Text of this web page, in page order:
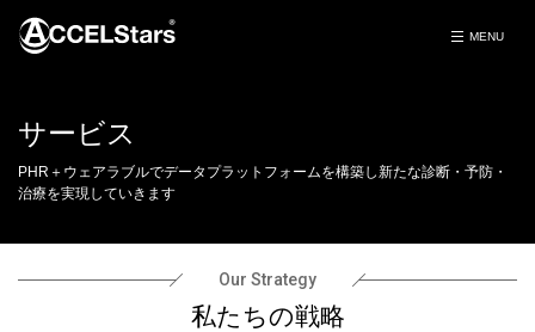
サービス
PHR＋ウェアラブルでデータプラットフォームを構築し新たな診断・予防・
治療を実現していきます
Our Strategy
私たちの戦略